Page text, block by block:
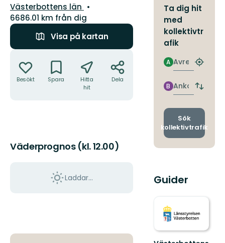
Län:
Västerbottens län
6686.01 km från dig
Visa på kartan
Besökt Spara
Hitta
hit
Dela
Väderprognos (kl. 12.00)
Laddar...
Ta dig hit
med
kollektivtr
afik
Avresa
A
Hitta
Ankomst
B
Byt
och
Sök
kollektivtrafik
Guider